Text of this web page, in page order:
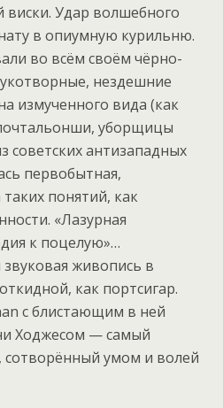
Удар волшебного
в опиумную курильню.
во всём своём чёрно-
нездешние
измученного вида (как
уборщицы
антизападных
первобытная,
понятий, как
«Лазурная
к поцелую»…
звуковая живопись в
как портсигар.
с блистающим в ней
Ходжесом — самый
умом и волей